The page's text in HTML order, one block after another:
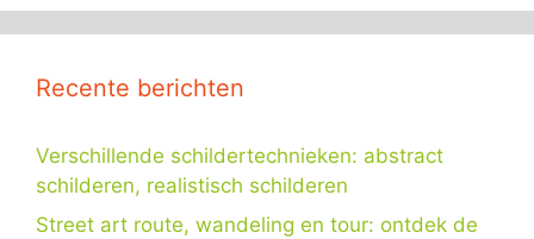
Recente berichten
Verschillende schildertechnieken: abstract
schilderen, realistisch schilderen
Street art route, wandeling en tour: ontdek de